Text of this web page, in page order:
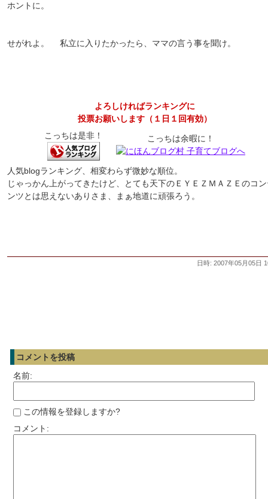
ホントに。
せがれよ。 私立に入りたかったら、ママの言う事を聞け。
よろしければランキングに
投票お願いします（１日１回有効）
こっちは是非！
こっちは余暇に！
人気blogランキング、相変わらず微妙な順位。
じゃっかん上がってきたけど、とても天下のＥＹＥＺＭＡＺＥのコ
ンツとは思えないありさま、まぁ地道に頑張ろう。
日時: 2007年05月05日
コメントを投稿
名前:
この情報を登録しますか?
コメント: